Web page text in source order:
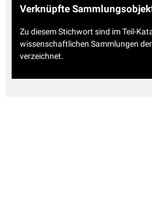
Verknüpfte
Zu diesem Stichwort sind im Teil-
wissenschaftlichen Sammlungen
verzeichnet.